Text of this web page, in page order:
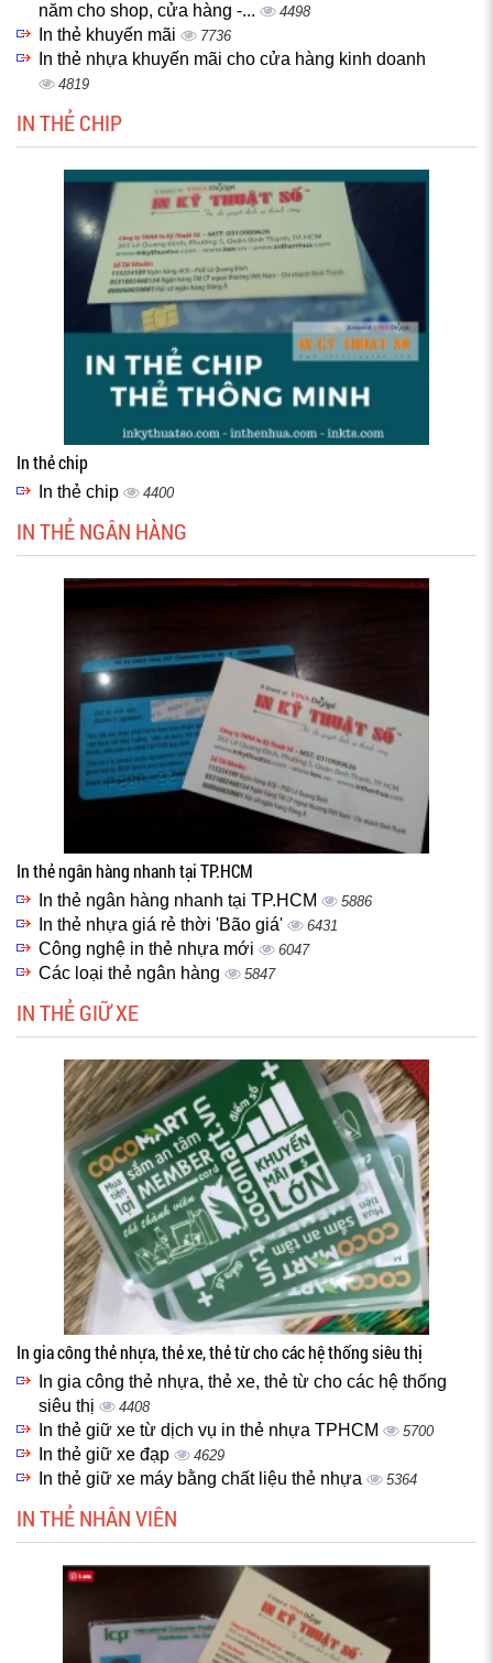
năm cho shop, cửa hàng -...
4498
In thẻ khuyến mãi 7736
In thẻ nhựa khuyến mãi cho cửa hàng kinh doanh
4819
IN THẺ CHIP
In thẻ chip
In thẻ chip 4400
IN THẺ NGÂN HÀNG
In thẻ ngân hàng nhanh tại TP.HCM
In thẻ ngân hàng nhanh tại TP.HCM 5886
In thẻ nhựa giá rẻ thời 'Bão giá' 6431
Công nghệ in thẻ nhựa mới 6047
Các loại thẻ ngân hàng 5847
IN THẺ GIỮ XE
In gia công thẻ nhựa, thẻ xe, thẻ từ cho các hệ thống siêu thị
In gia công thẻ nhựa, thẻ xe, thẻ từ cho các hệ thống
siêu thị
4408
In thẻ giữ xe từ dịch vụ in thẻ nhựa TPHCM 5700
In thẻ giữ xe đạp 4629
In thẻ giữ xe máy bằng chất liệu thẻ nhựa 5364
IN THẺ NHÂN VIÊN